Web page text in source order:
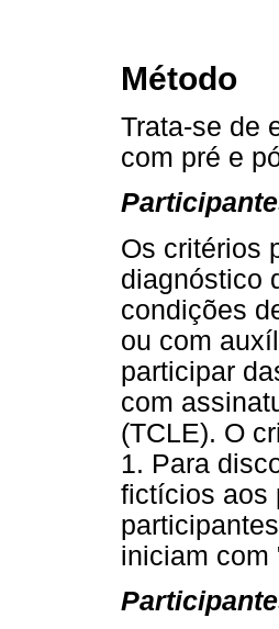
Método
Trata-se de
com pré e
Os critérios
diagnóstico
condições
ou com
participar
com
(TCLE). O
1. Para
fictícios aos
iniciam com